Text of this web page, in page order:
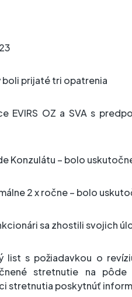
boli prijaté tri opatrenia
EVIRS OZ a SVA s
Konzulátu – bolo
2 x ročne – bolo
sa zhostili svojich
list s požiadavkou o
stretnutie na
stretnutia poskytnúť